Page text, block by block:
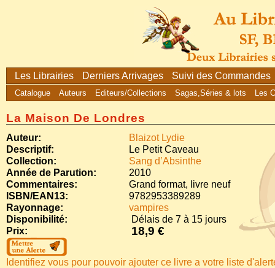
Les Librairies Derniers Arrivages Suivi des Commandes
Catalogue Auteurs Editeurs/Collections Sagas,Séries & lots Les
La Maison De Londres
Auteur:
Blaizot Lydie
Descriptif:
Le Petit Caveau
Collection:
Sang d’Absinthe
Année de Parution:
2010
Commentaires:
Grand format, livre neuf
ISBN/EAN13:
9782953389289
Rayonnage:
vampires
Disponibilité:
Délais de 7 à 15 jours
Prix:
18,9 €
Identifiez vous pour pouvoir ajouter ce livre a votre liste